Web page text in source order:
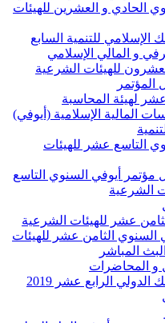
الحادي و العشرين للهيئات
الإسلامي للتنمية السابع
و المالي الإسلامي
للهيئات الشرعية
لهيئة المحاسبة
المالية الإسلامية (أيوفي)
التاسع عشر للهيئات
مؤتمر أيوفي السنوي التاسع
الشرعية
عشر للهيئات الشرعية
السنوي الثامن عشر للهيئات
المباشر
و المحاضرات
الرابع عشر 2019